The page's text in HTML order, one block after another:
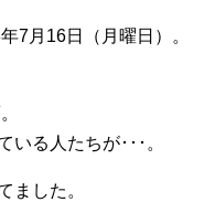
7月16日（月曜日）。
いる人たちが･･･。
ました。